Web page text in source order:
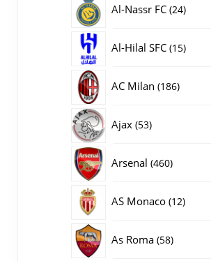
Al-Nassr FC 2424
Al-Hilal SFC 1515
AC Milan 186186
Ajax 5353
Arsenal 460460
AS Monaco 1212
As Roma 5858